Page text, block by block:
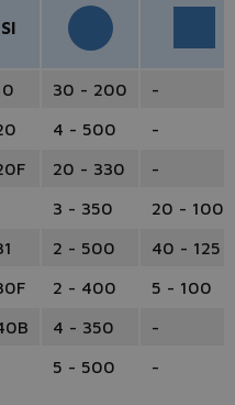
30 - 200
-
4 - 500
-
20 - 330
-
3 - 350
20 - 1000
2 - 500
40 - 125
2 - 400
5 - 100
4 - 350
-
5 - 500 -